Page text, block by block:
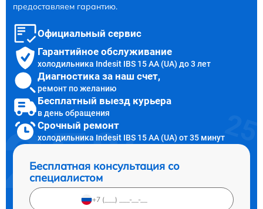
предоставляем гарантию.
Официальный сервис
Гарантийное обслуживание
холодильника Indesit IBS 15 AA (UA) до 3 лет
Диагностика за наш счет,
ремонт по желанию
Бесплатный выезд курьера
в день обращения
Срочный ремонт
холодильника Indesit IBS 15 AA (UA) от 35 минут
Бесплатная консультация со
специалистом